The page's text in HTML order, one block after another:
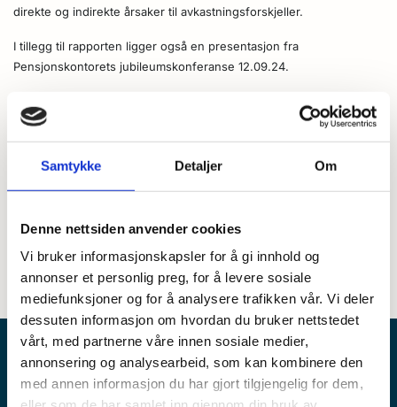
Samtykke Detaljer Om
Denne nettsiden anvender cookies
Vi bruker informasjonskapsler for å gi innhold og
annonser et personlig preg, for å levere sosiale
mediefunksjoner og for å analysere trafikken vår. Vi deler
dessuten informasjon om hvordan du bruker nettstedet
vårt, med partnerne våre innen sosiale medier,
annonsering og analysearbeid, som kan kombinere den
med annen informasjon du har gjort tilgjengelig for dem,
direkte og indirekte årsaker til avkastningsforskjeller.
I tillegg til rapporten ligger også en presentasjon fra
Pensjonskontorets jubileumskonferanse 12.09.24.
Les rapporten:
NHH_presentasjon, Pensjonskontorets
pensjonsmidlene